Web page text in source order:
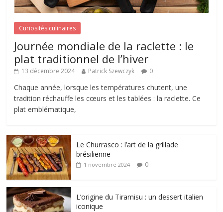
Curiosités culinaires
Journée mondiale de la raclette : le
plat traditionnel de l’hiver
13 décembre 2024 Patrick Szewczyk 0
Chaque année, lorsque les températures chutent, une
tradition réchauffe les cœurs et les tablées : la raclette. Ce
plat emblématique,
Le Churrasco : l’art de la grillade
brésilienne
1 novembre 2024 0
L’origine du Tiramisu : un dessert italien
iconique